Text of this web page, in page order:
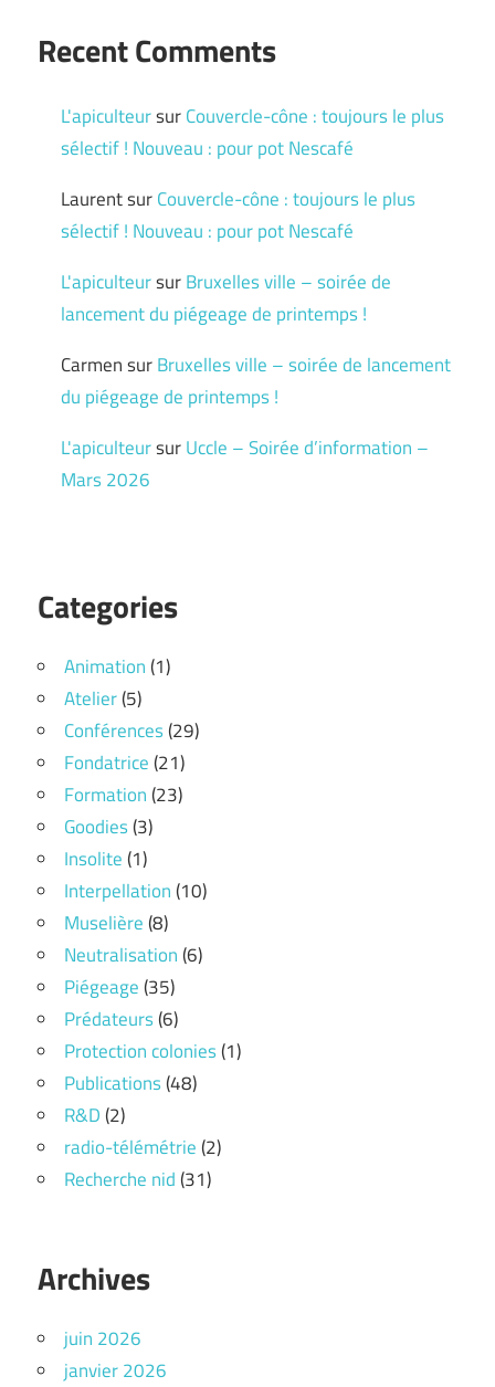
Recent Comments
L'apiculteursurCouvercle-cône : toujours le plus
sélectif ! Nouveau : pour pot Nescafé
LaurentsurCouvercle-cône : toujours le plus
sélectif ! Nouveau : pour pot Nescafé
L'apiculteursurBruxelles ville – soirée de
lancement du piégeage de printemps !
CarmensurBruxelles ville – soirée de lancement
du piégeage de printemps !
L'apiculteursurUccle – Soirée d’information –
Mars 2026
Categories
Animation(1)
Atelier(5)
Conférences(29)
Fondatrice(21)
Formation(23)
Goodies(3)
Insolite(1)
Interpellation(10)
Muselière(8)
Neutralisation(6)
Piégeage(35)
Prédateurs(6)
Protection colonies(1)
Publications(48)
R&D(2)
radio-télémétrie(2)
Recherche nid(31)
Archives
juin 2026
janvier 2026